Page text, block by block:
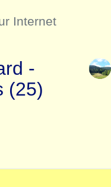
Internet
-
(25)